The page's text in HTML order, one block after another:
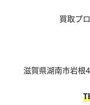
買取プ
滋賀県湖南市岩根